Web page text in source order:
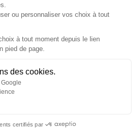
ou personnaliser vos choix à tout
à tout moment depuis le lien
pied de page.
des cookies.
certifiés par
Galerie. Tous droits reservés.